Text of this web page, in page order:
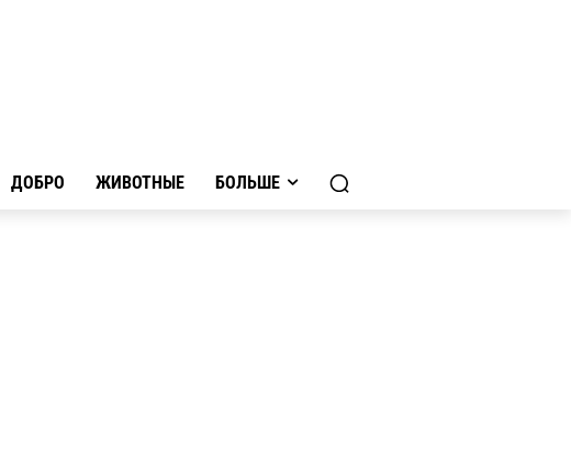
ДОБРО ЖИВОТНЫЕ БОЛЬШЕ